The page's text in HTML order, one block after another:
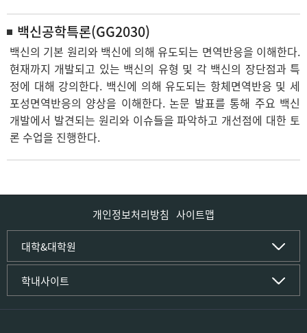
백신공학특론(GG2030)
백신의 기본 원리와 백신에 의해 유도되는 면역반응을 이해한다.
현재까지 개발되고 있는 백신의 유형 및 각 백신의 장단점과 특
정에 대해 강의한다. 백신에 의해 유도되는 항체면역반응 및 세
포성면역반응의 양상을 이해한다. 논문 발표를 통해 주요 백신
개발에서 발견되는 원리와 이슈들을 파악하고 개선점에 대한 토
론 수업을 진행한다.
개인정보처리방침 사이트맵
대학&대학원
인문사회·IT대학
인문·문화학부
국어국문학전공
중국어문·문화학전공
한자문화콘텐츠학전공
학내사이트
국립경국대학교
(재)국립경국대학교발전기금